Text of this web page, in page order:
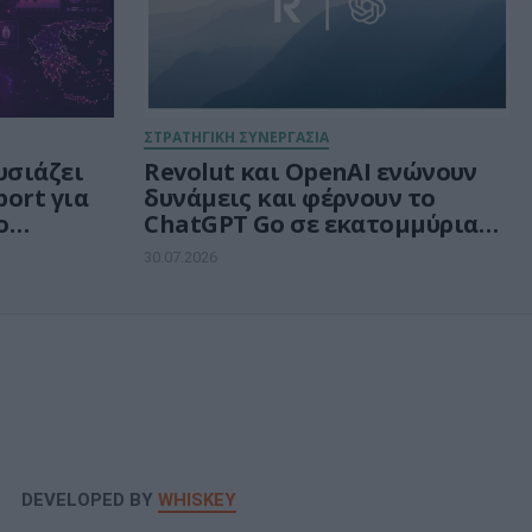
για
ΣΤΡΑΤΗΓΙΚΗ ΣΥΝΕΡΓΑΣΙΑ
Revolut και OpenAI ενώνουν
δυνάμεις και φέρνουν το
ChatGPT Go σε εκατομμύρια
πελάτες
30.07.2026
DEVELOPED BY WHISKEY